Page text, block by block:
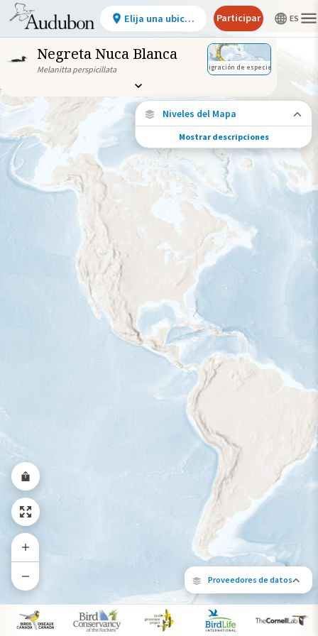
Negreta Nuca Blanca
Melanitta perspicillata Migración de especies
Proveedores de datos
Niveles del Mapa
Conexiones de especies
Elija cualquier ubicación en el mapa para
ver dónde más se han vuelto a encontrar
aves marcadas de esta especie.
Ubicaciones con disponibilidad
Ubicaciones conectadas
Gama de especies por estación
Gama de verano
Rango de invierno
Rango a lo largo del año
Mostrar descripciones
Elija una ubicación Participar